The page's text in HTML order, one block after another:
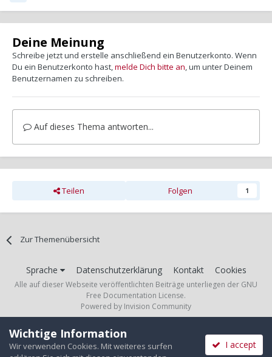
Deine Meinung
Schreibe jetzt und erstelle anschließend ein Benutzerkonto. Wenn
Du ein Benutzerkonto hast,melde Dich bitte an, um unter Deinem
Benutzernamen zu schreiben.
Auf dieses Thema antworten...
Teilen Folgen 1
Zur Themenübersicht
Sprache Datenschutzerklärung Kontakt Cookies
Alle auf dieser Webseite veröffentlichten Beiträge unterliegen der GNU
Free Documentation License.
Powered by Invision Community
Wichtige Information
Wir verwenden Cookies. Mit weiteres surfen
I accept